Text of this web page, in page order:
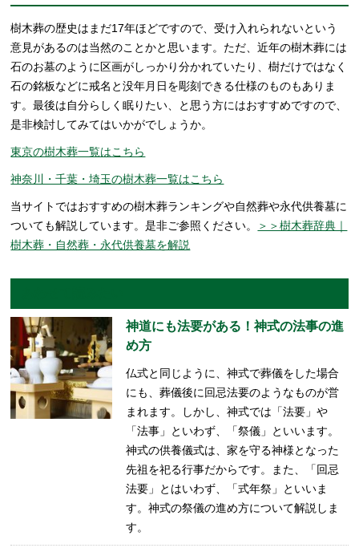
樹木葬の歴史はまだ17年ほどですので、受け入れられないという
意見があるのは当然のことかと思います。ただ、近年の樹木葬には
石のお墓のように区画がしっかり分かれていたり、樹だけではなく
石の銘板などに戒名と没年月日を彫刻できる仕様のものもありま
す。最後は自分らしく眠りたい、と思う方にはおすすめですので、
是非検討してみてはいかがでしょうか。
東京の樹木葬一覧はこちら
神奈川・千葉・埼玉の樹木葬一覧はこちら
当サイトではおすすめの樹木葬ランキングや自然葬や永代供養墓に
ついても解説しています。是非ご参照ください。
＞＞樹木葬辞典｜
樹木葬・自然葬・永代供養墓を解説
神道にも法要がある！神式の法事の進
め方
仏式と同じように、神式で葬儀をした場合
にも、葬儀後に回忌法要のようなものが営
まれます。しかし、神式では「法要」や
「法事」といわず、「祭儀」といいます。
神式の供養儀式は、家を守る神様となった
先祖を祀る行事だからです。また、「回忌
法要」とはいわず、「式年祭」といいま
す。神式の祭儀の進め方について解説しま
す。